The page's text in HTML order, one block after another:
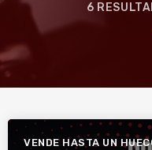
6
VENDE HASTA UN